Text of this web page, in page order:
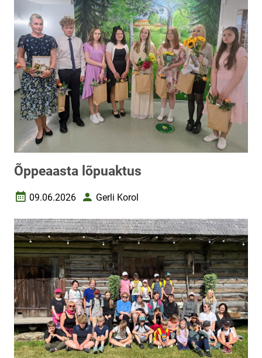
Õppeaasta lõpuaktus
Loomise kuupäev
09.06.2026 AutorGerli Korol